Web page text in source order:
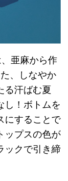
亜麻から作
、しなやか
る汗ばむ夏
し！ボトムを
にすることで
ップスの色が
ックで引き締